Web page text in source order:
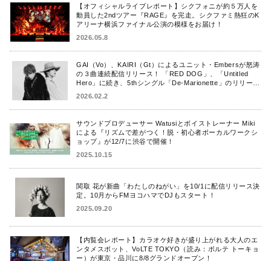
【オフィシャルライブレポート】シクフォニが約５万人を
動員した2ndツアー『RAGE』を完走。シクファミ熱狂のK
アリーナ横浜ファイナル公演の模様をお届け！
2026.05.8
GAI（Vo）、KAIRI（Gt）によるユニット・Embersが怒涛
の３曲連続配信リリース！ 「RED DOG」、「Untitled
Hero」に続き、5thシングル「De-Marionette」のリリース
2026.02.2
サウンドプロデューサー Watusiとボイストレーナー Miki
による『リズムで差がつく！脱・初心者ボーカルワークシ
ョップ』が12/7に渋谷で開催！
2025.10.15
関取 花が新曲「わたしのねがい」を10/1に配信リリース決
定。10月からFMヨコハマでDJもスタート！
2025.09.20
【内覧会レポート】カラオケ好きが盛り上がれる大人のエ
ンタメスポット、VoLTE TOKYO（読み：ボルテ トーキョ
ー）が東京・品川に8/8グランドオープン！